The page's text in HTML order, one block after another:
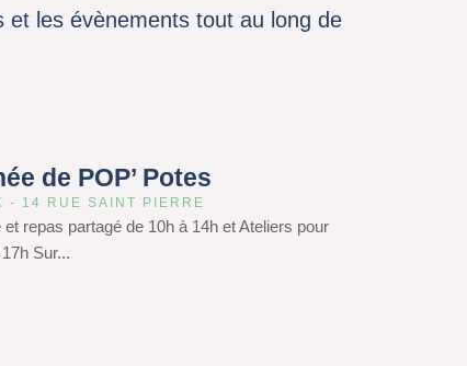
et les évènements tout au long de
de POP’ Potes
- 14 RUE SAINT PIERRE
repas partagé de 10h à 14h et Ateliers pour
Sur...